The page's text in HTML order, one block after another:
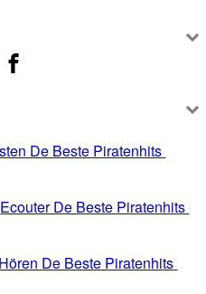
De Beste Piratenhits
Ecouter De Beste Piratenhits
Hören De Beste Piratenhits